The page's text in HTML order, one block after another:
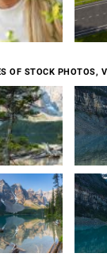
OF STOCK PHOTOS,